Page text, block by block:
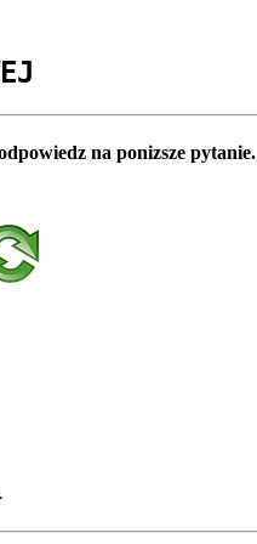
na ponizsze pytanie.
.